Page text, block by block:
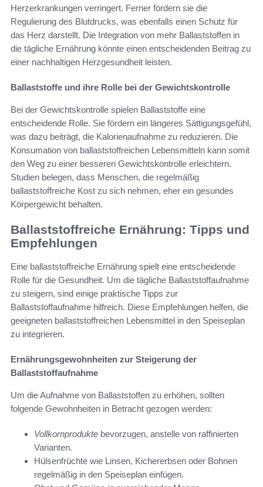
Herzerkrankungen verringert. Ferner fördern sie die
Regulierung des Blutdrucks, was ebenfalls einen Schutz für
das Herz darstellt. Die Integration von mehr Ballaststoffen in
die tägliche Ernährung könnte einen entscheidenden Beitrag zu
einer nachhaltigen Herzgesundheit leisten.
Ballaststoffe und ihre Rolle bei der Gewichtskontrolle
Bei der Gewichtskontrolle spielen Ballaststoffe eine
entscheidende Rolle. Sie fördern ein längeres Sättigungsgefühl,
was dazu beiträgt, die Kalorienaufnahme zu reduzieren. Die
Konsumation von ballaststoffreichen Lebensmitteln kann somit
den Weg zu einer besseren Gewichtskontrolle erleichtern.
Studien belegen, dass Menschen, die regelmäßig
ballaststoffreiche Kost zu sich nehmen, eher ein gesundes
Körpergewicht behalten.
Ballaststoffreiche Ernährung: Tipps und
Empfehlungen
Eine ballaststoffreiche Ernährung spielt eine entscheidende
Rolle für die Gesundheit. Um die tägliche Ballaststoffaufnahme
zu steigern, sind einige praktische Tipps zur
Ballaststoffaufnahme hilfreich. Diese Empfehlungen helfen, die
geeigneten ballaststoffreichen Lebensmittel in den Speiseplan
zu integrieren.
Ernährungsgewohnheiten zur Steigerung der
Ballaststoffaufnahme
Um die Aufnahme von Ballaststoffen zu erhöhen, sollten
folgende Gewohnheiten in Betracht gezogen werden:
Vollkornprodukte bevorzugen, anstelle von raffinierten
Varianten.
Hülsenfrüchte wie Linsen, Kichererbsen oder Bohnen
regelmäßig in den Speiseplan einfügen.